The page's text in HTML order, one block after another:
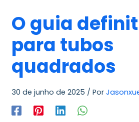
O guia
para tubos
quadrados
30 de junho de 2025 / Por